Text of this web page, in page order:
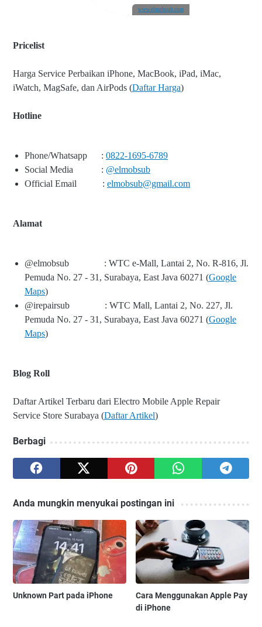
www.elmobsub.com
Pricelist
Harga Service Perbaikan iPhone, MacBook, iPad, iMac,
iWatch, MagSafe, dan AirPods (Daftar Harga)
Hotline
Phone/Whatsapp : 0822-1695-6789
Social Media
: @elmobsub
Official Email
: elmobsub@gmail.com
Alamat
@elmobsub
: WTC e-Mall, Lantai 2, No. R-816, Jl.
Pemuda No. 27 - 31, Surabaya, East Java 60271 (Google
Maps)
@irepairsub
: WTC Mall, Lantai 2, No. 227, Jl.
Pemuda No. 27 - 31, Surabaya, East Java 60271 (Google
Maps)
Blog Roll
Daftar Artikel Terbaru dari Electro Mobile Apple Repair
Service Store Surabaya (Daftar Artikel)
Berbagi
Anda mungkin menyukai postingan ini
Unknown Part pada iPhone
Cara Menggunakan Apple Pay
di iPhone